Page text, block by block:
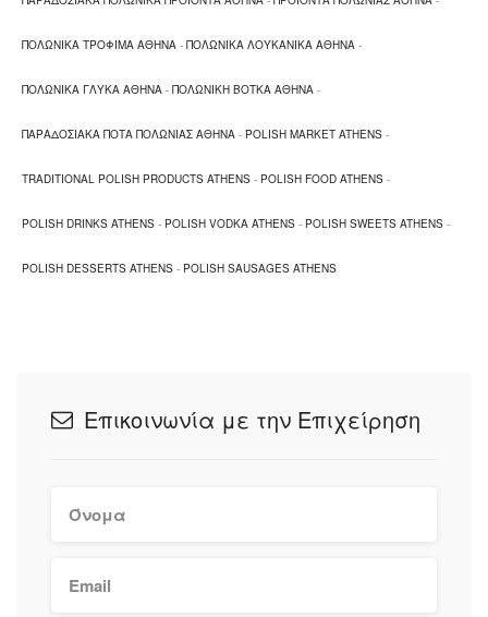
ΠΟΛΩΝΙΚΑ ΤΡΟΦΙΜΑ ΑΘΗΝΑ - ΠΟΛΩΝΙΚΑ ΛΟΥΚΑΝΙΚΑ ΑΘΗΝΑ -
ΠΟΛΩΝΙΚΑ ΓΛΥΚΑ ΑΘΗΝΑ - ΠΟΛΩΝΙΚΗ ΒΟΤΚΑ ΑΘΗΝΑ -
ΠΑΡΑΔΟΣΙΑΚΑ ΠΟΤΑ ΠΟΛΩΝΙΑΣ ΑΘΗΝΑ - POLISH MARKET ATHENS -
TRADITIONAL POLISH PRODUCTS ATHENS - POLISH FOOD ATHENS -
POLISH DRINKS ATHENS - POLISH VODKA ATHENS - POLISH SWEETS ATHENS -
POLISH DESSERTS ATHENS - POLISH SAUSAGES ATHENS
Επικοινωνία με την Επιχείρηση